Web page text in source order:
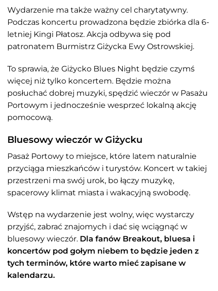
Wydarzenie ma także ważny cel charytatywny.
Podczas koncertu prowadzona będzie zbiórka dla 6-
letniej Kingi Płatosz. Akcja odbywa się pod
patronatem Burmistrz Giżycka Ewy Ostrowskiej.
To sprawia, że Giżycko Blues Night będzie czymś
więcej niż tylko koncertem. Będzie można
posłuchać dobrej muzyki, spędzić wieczór w Pasażu
Portowym i jednocześnie wesprzeć lokalną akcję
pomocową.
Bluesowy wieczór w Giżycku
Pasaż Portowy to miejsce, które latem naturalnie
przyciąga mieszkańców i turystów. Koncert w takiej
przestrzeni ma swój urok, bo łączy muzykę,
spacerowy klimat miasta i wakacyjną swobodę.
Wstęp na wydarzenie jest wolny, więc wystarczy
przyjść, zabrać znajomych i dać się wciągnąć w
bluesowy wieczór. Dla fanów Breakout, bluesa i
koncertów pod gołym niebem to będzie jeden z
tych terminów, które warto mieć zapisane w
kalendarzu.